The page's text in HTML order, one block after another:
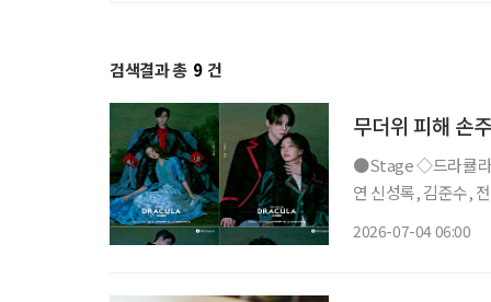
검색결과 총 9 건
무더위 피해 손
●Stage ◇드라큘라 일정 7월 10일 ~ 10월 18일 장소 LG아트센터 서울 연출 데이빗 스완 출
연 신성록, 김준수,
2026-07-04 06:00